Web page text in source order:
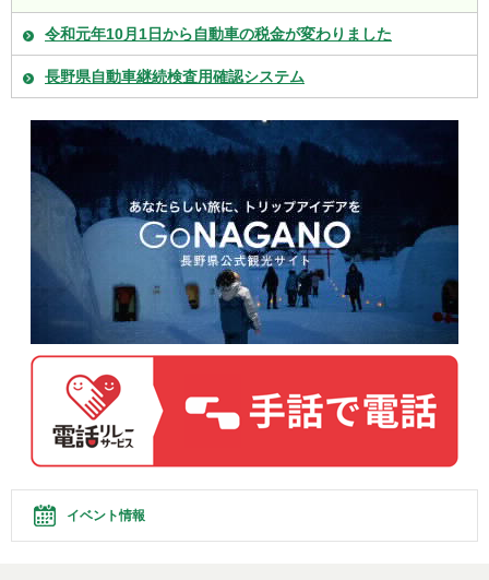
令和元年10月1日から自動車の税金が変わりました
長野県自動車継続検査用確認システム
イベント情報